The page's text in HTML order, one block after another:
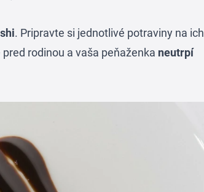
. Pripravte si jednotlivé potraviny na ich
rodinou a vaša peňaženka neutrpí